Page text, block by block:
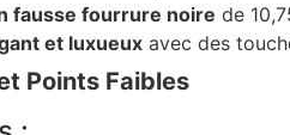
fausse fourrure noire de
et luxueux avec des
Points Faibles